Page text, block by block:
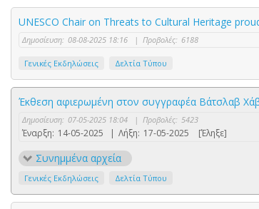
UNESCO Chair on Threats to Cultural Heritage
Δημοσίευση: 08-08-2025 18:16 | Προβολές: 6188
Γενικές Εκδηλώσεις Δελτία Τύπου
Έκθεση αφιερωμένη στον συγγραφέα Βάτσλαβ
Δημοσίευση: 07-05-2025 18:04 | Προβολές: 5423
Έναρξη: 14-05-2025 | Λήξη: 17-05-2025 [Έληξε]
Συνημμένα αρχεία
Γενικές Εκδηλώσεις Δελτία Τύπου